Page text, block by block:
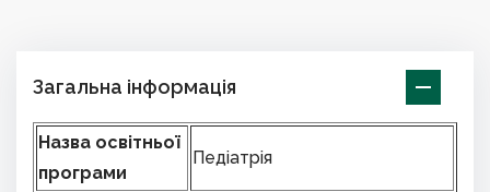
Загальна інформація
Назва освітньої
програми
Педіатрія